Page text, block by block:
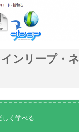
ンリープ・ネ
く学べる